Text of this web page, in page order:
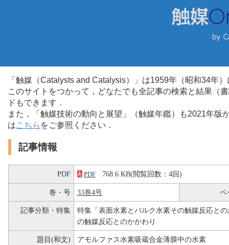
「触媒（Catalysts and Catalysis）」は1959年（昭和34年
このサイトをつかって，どなたでも全記事の検索と結果（
ドもできます．
また，「触媒技術の動向と展望」（触媒年鑑）も2021年
はこちら をご参照ください．
記事情報
PDF PDF 768.6 KB(閲覧回数：4回)
巻・号 33巻4号 ペ
記事分類・特集
特集「表面水素とバルク水素その触媒反応と
の触媒反応とのかかわり
題目(和文) アモルファス水素吸蔵合金薄膜中の水素